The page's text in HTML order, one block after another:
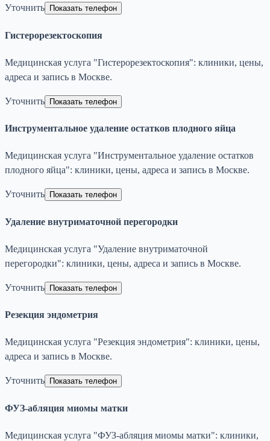
Уточнить Показать телефон
Гистерорезектоскопия
Медицинская услуга "Гистерорезектоскопия": клиники, цены,
адреса и запись в Москве.
Уточнить Показать телефон
Инструментальное удаление остатков плодного яйца
Медицинская услуга "Инструментальное удаление остатков
плодного яйца": клиники, цены, адреса и запись в Москве.
Уточнить Показать телефон
Удаление внутриматочной перегородки
Медицинская услуга "Удаление внутриматочной
перегородки": клиники, цены, адреса и запись в Москве.
Уточнить Показать телефон
Резекция эндометрия
Медицинская услуга "Резекция эндометрия": клиники, цены,
адреса и запись в Москве.
Уточнить Показать телефон
ФУЗ-абляция миомы матки
Медицинская услуга "ФУЗ-абляция миомы матки": клиники,